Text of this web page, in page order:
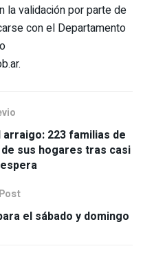
la validación por parte de
con el Departamento
223 familias de
sus hogares tras casi
el sábado y domingo